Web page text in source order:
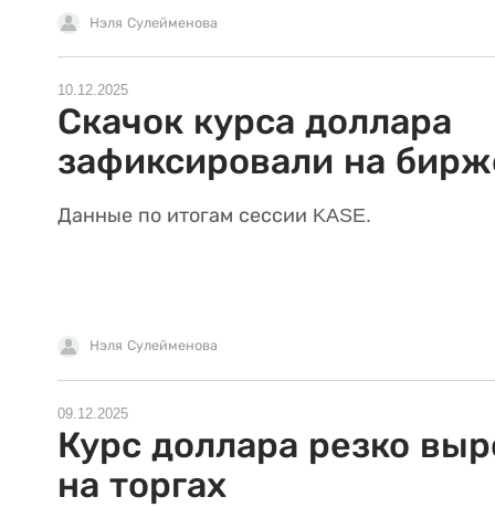
Нэля Сулейменова
10.12.2025
Скачок курса доллара
зафиксировали на
Данные по итогам сессии KASE.
Нэля Сулейменова
09.12.2025
Курс доллара резко
на торгах